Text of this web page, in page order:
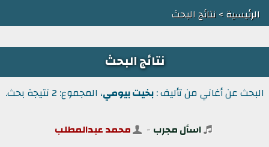
الرئيسية> نتائج البحث
نتائج البحث
البحث عن أغاني من تأليف :بخيت بيومي، المجموع: 2 نتيجة بحث.
اسأل مجرب - محمد عبدالمطلب